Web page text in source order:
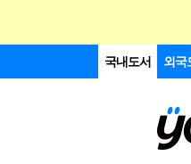
국내도서 외국